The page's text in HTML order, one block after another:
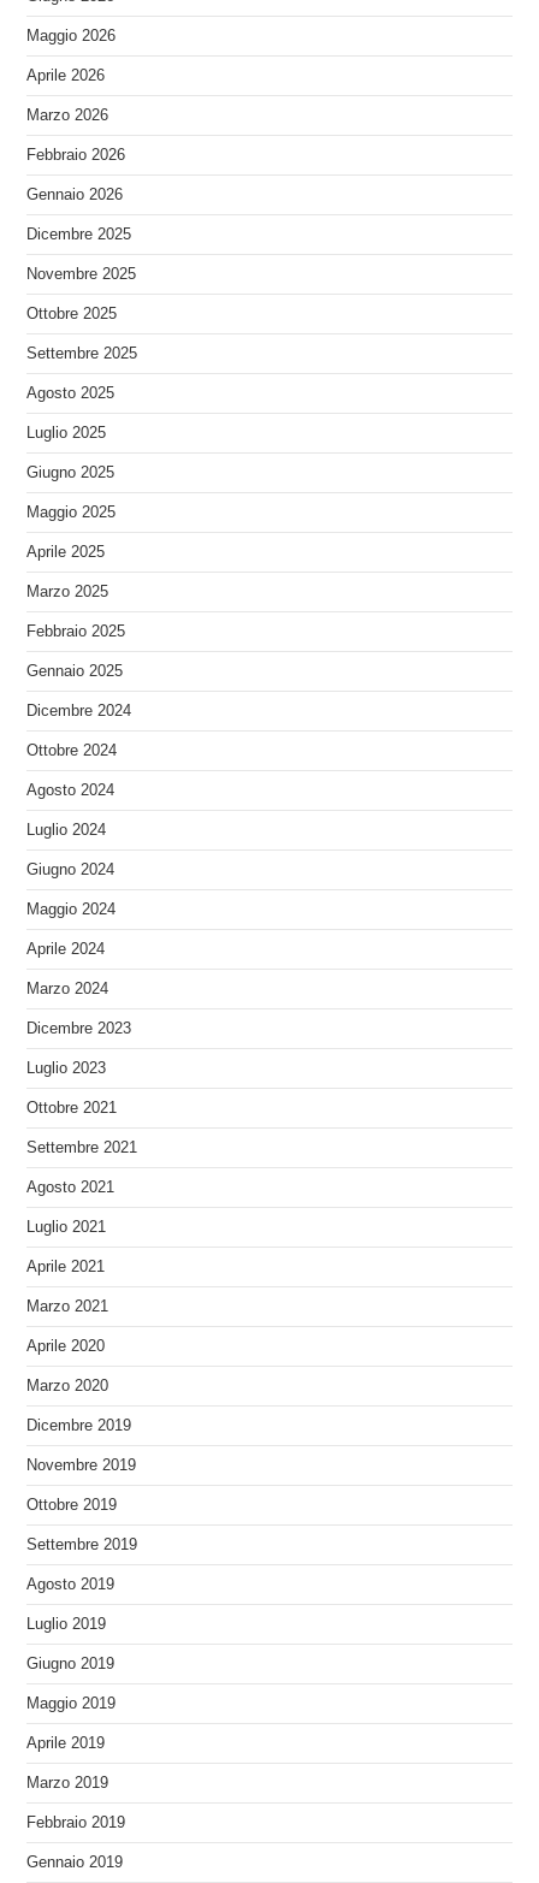
Maggio 2026
Aprile 2026
Marzo 2026
Febbraio 2026
Gennaio 2026
Dicembre 2025
Novembre 2025
Ottobre 2025
Settembre 2025
Agosto 2025
Luglio 2025
Giugno 2025
Maggio 2025
Aprile 2025
Marzo 2025
Febbraio 2025
Gennaio 2025
Dicembre 2024
Ottobre 2024
Agosto 2024
Luglio 2024
Giugno 2024
Maggio 2024
Aprile 2024
Marzo 2024
Dicembre 2023
Luglio 2023
Ottobre 2021
Settembre 2021
Agosto 2021
Luglio 2021
Aprile 2021
Marzo 2021
Aprile 2020
Marzo 2020
Dicembre 2019
Novembre 2019
Ottobre 2019
Settembre 2019
Agosto 2019
Luglio 2019
Giugno 2019
Maggio 2019
Aprile 2019
Marzo 2019
Febbraio 2019
Gennaio 2019